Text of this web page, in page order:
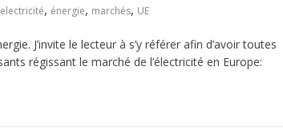
electricité, énergie, marchés, UE
J’invite le lecteur à s’y référer afin d’avoir toutes
régissant le marché de l’électricité en Europe: